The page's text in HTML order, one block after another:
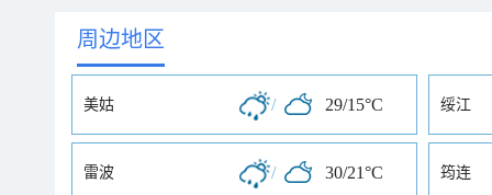
周边地区
美姑 / 29/15°C 绥江
雷波 / 30/21°C 筠连